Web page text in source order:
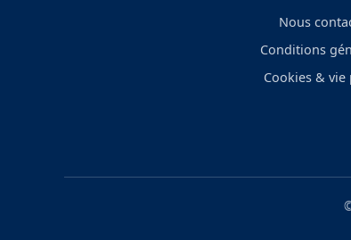
Nous
Conditions
Cookies & vie